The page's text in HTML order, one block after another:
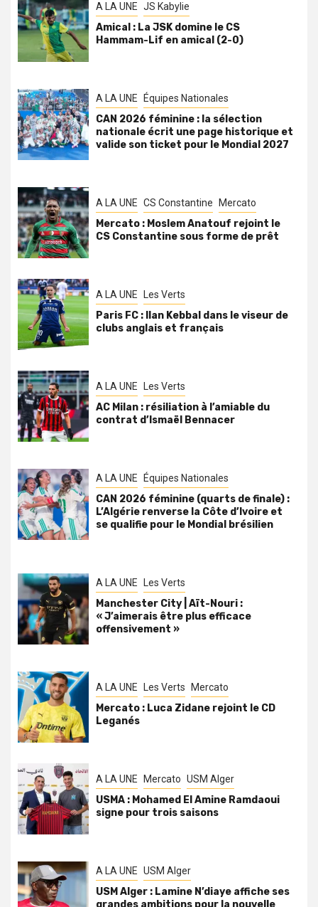
A LA UNE JS Kabylie
Amical : La JSK domine le CS
Hammam-Lif en amical (2-0)
A LA UNE Équipes Nationales
CAN 2026 féminine : la sélection
nationale écrit une page historique et
valide son ticket pour le Mondial 2027
A LA UNE CS Constantine Mercato
Mercato : Moslem Anatouf rejoint le
CS Constantine sous forme de prêt
A LA UNE Les Verts
Paris FC : Ilan Kebbal dans le viseur de
clubs anglais et français
A LA UNE Les Verts
AC Milan : résiliation à l’amiable du
contrat d’Ismaël Bennacer
A LA UNE Équipes Nationales
CAN 2026 féminine (quarts de finale) :
L’Algérie renverse la Côte d’Ivoire et
se qualifie pour le Mondial brésilien
A LA UNE Les Verts
Manchester City | Aït-Nouri :
« J’aimerais être plus efficace
offensivement »
A LA UNE Les Verts Mercato
Mercato : Luca Zidane rejoint le CD
Leganés
A LA UNE Mercato USM Alger
USMA : Mohamed El Amine Ramdaoui
signe pour trois saisons
A LA UNE USM Alger
USM Alger : Lamine N’diaye affiche ses